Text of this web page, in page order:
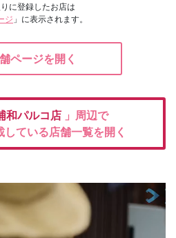
に登録したお店は
ジ 」に表示されます。
ページを開く
和パルコ店 」周辺で
ている店舗一覧を開く